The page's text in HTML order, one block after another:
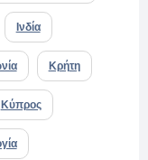
Ινδία
Κρήτη
Κύπρος